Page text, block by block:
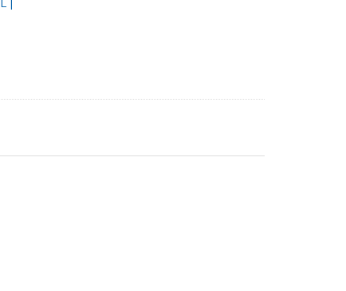
|